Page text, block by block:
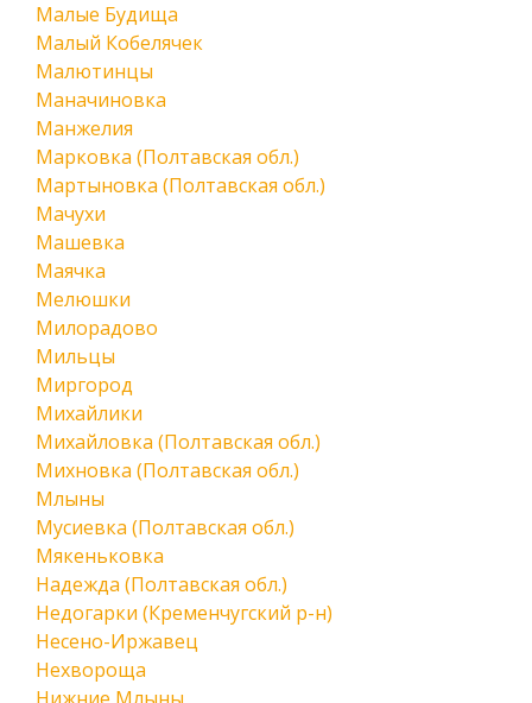
Малые Будища
Малый Кобелячек
Малютинцы
Маначиновка
Манжелия
Марковка (Полтавская обл.)
Мартыновка (Полтавская обл.)
Мачухи
Машевка
Маячка
Мелюшки
Милорадово
Мильцы
Миргород
Михайлики
Михайловка (Полтавская обл.)
Михновка (Полтавская обл.)
Млыны
Мусиевка (Полтавская обл.)
Мякеньковка
Надежда (Полтавская обл.)
Недогарки (Кременчугский р-н)
Несено-Иржавец
Нехвороща